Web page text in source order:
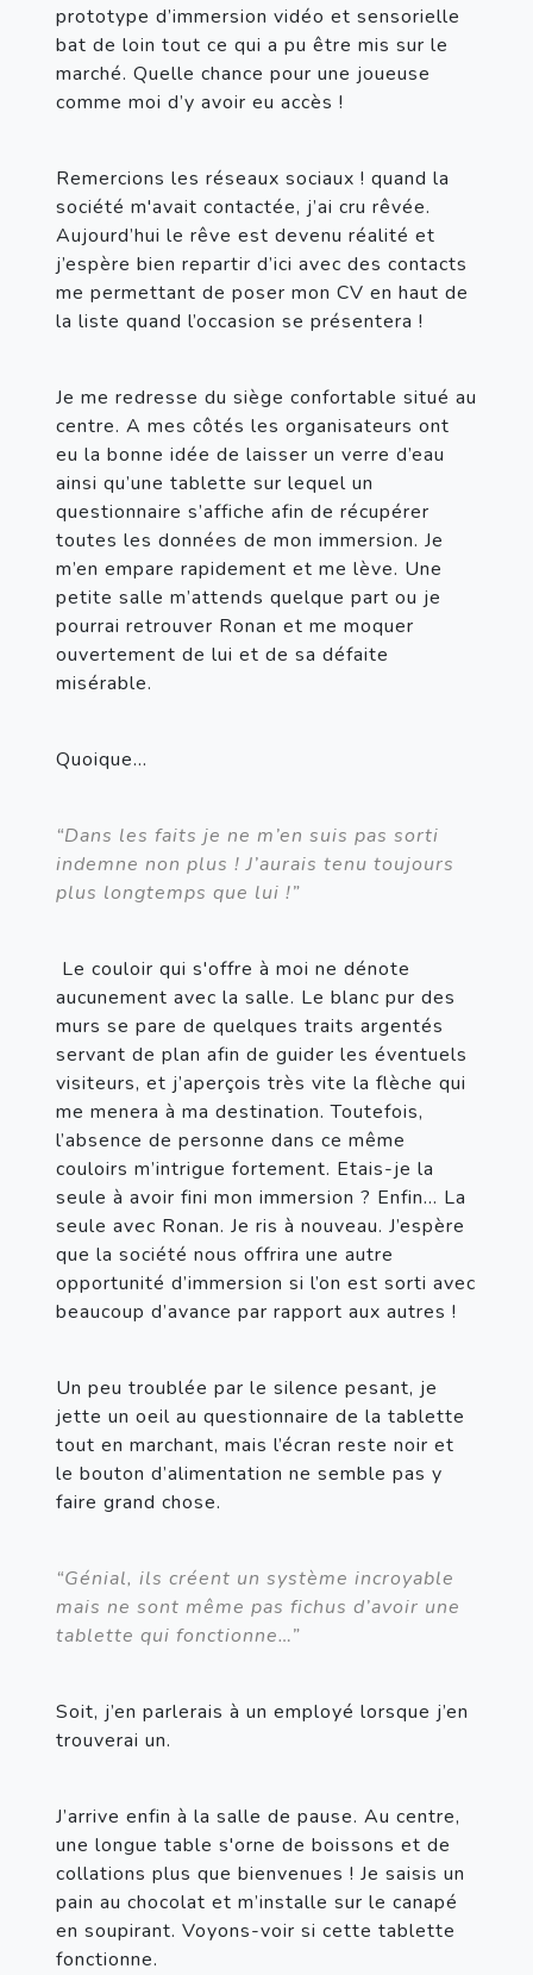
prototype d’immersion vidéo et sensorielle
bat de loin tout ce qui a pu être mis sur le
marché. Quelle chance pour une joueuse
comme moi d’y avoir eu accès !
Remercions les réseaux sociaux ! quand la
société m'avait contactée, j’ai cru rêvée.
Aujourd’hui le rêve est devenu réalité et
j’espère bien repartir d’ici avec des contacts
me permettant de poser mon CV en haut de
la liste quand l’occasion se présentera !
Je me redresse du siège confortable situé au
centre. A mes côtés les organisateurs ont
eu la bonne idée de laisser un verre d’eau
ainsi qu’une tablette sur lequel un
questionnaire s’affiche afin de récupérer
toutes les données de mon immersion. Je
m’en empare rapidement et me lève. Une
petite salle m’attends quelque part ou je
pourrai retrouver Ronan et me moquer
ouvertement de lui et de sa défaite
misérable.
Quoique…
“Dans les faits je ne m’en suis pas sorti
indemne non plus ! J’aurais tenu toujours
plus longtemps que lui !”
Le couloir qui s'offre à moi ne dénote
aucunement avec la salle. Le blanc pur des
murs se pare de quelques traits argentés
servant de plan afin de guider les éventuels
visiteurs, et j’aperçois très vite la flèche qui
me menera à ma destination. Toutefois,
l’absence de personne dans ce même
couloirs m’intrigue fortement. Etais-je la
seule à avoir fini mon immersion ? Enfin… La
seule avec Ronan. Je ris à nouveau. J’espère
que la société nous offrira une autre
opportunité d’immersion si l’on est sorti avec
beaucoup d’avance par rapport aux autres !
Un peu troublée par le silence pesant, je
jette un oeil au questionnaire de la tablette
tout en marchant, mais l’écran reste noir et
le bouton d’alimentation ne semble pas y
faire grand chose.
“Génial, ils créent un système incroyable
mais ne sont même pas fichus d’avoir une
tablette qui fonctionne…”
Soit, j’en parlerais à un employé lorsque j’en
trouverai un.
J’arrive enfin à la salle de pause. Au centre,
une longue table s'orne de boissons et de
collations plus que bienvenues ! Je saisis un
pain au chocolat et m’installe sur le canapé
en soupirant. Voyons-voir si cette tablette
fonctionne.